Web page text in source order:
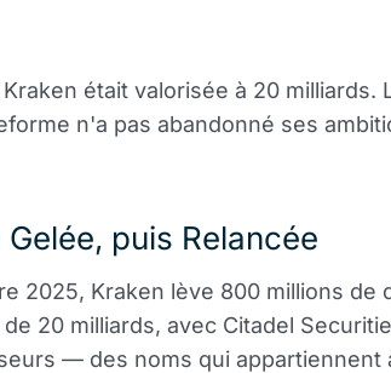
Kraken était valorisée à 20 milliards.
n'a pas abandonné ses
Gelée, puis Relancée
2025, Kraken lève 800 millions de
20 milliards, avec Citadel
— des noms qui appartiennent